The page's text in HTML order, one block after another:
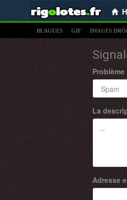
BLAGUES GIF IMAGES
Problème
La
Adresse